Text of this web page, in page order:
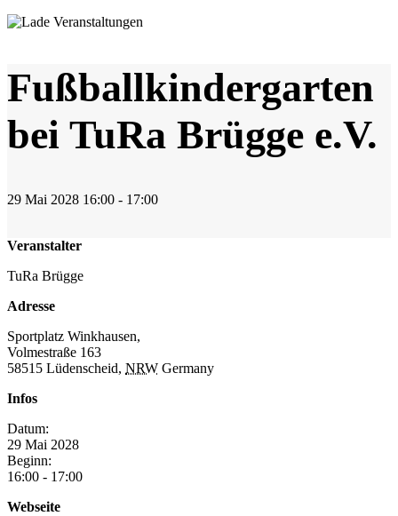
Fußballkindergarten
bei TuRa Brügge e.V.
29 Mai 2028 16:00 - 17:00
Veranstalter
TuRa Brügge
Adresse
Sportplatz Winkhausen,
Volmestraße 163
58515 Lüdenscheid, NRW Germany
Infos
Datum:
29 Mai 2028
Beginn:
16:00 - 17:00
Webseite